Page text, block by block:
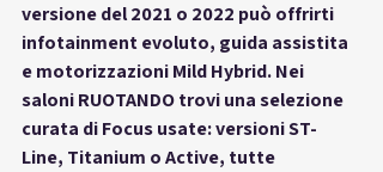
versione del 2021 o 2022 può offrirti
infotainment evoluto, guida assistita
e motorizzazioni Mild Hybrid. Nei
saloni RUOTANDO trovi una selezione
curata di Focus usate: versioni ST-
Line, Titanium o Active, tutte